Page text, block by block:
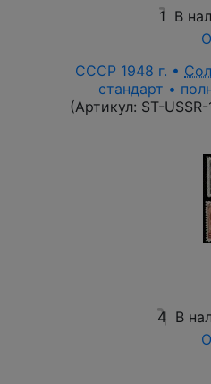
1 В
СССР 1948 г. •
стандарт •
(Артикул: ST-
4 В